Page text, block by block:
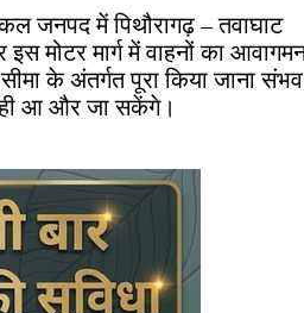
जनपद में पिथौरागढ़ – तवाघाट
मोटर मार्ग में वाहनों का
के अंतर्गत पूरा किया जाना
ही आ और जा सकेंगे।